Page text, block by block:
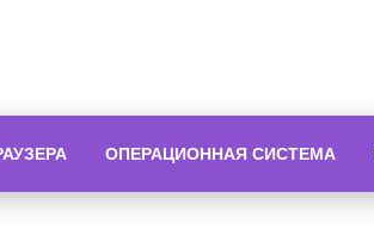
ОПЕРАЦИОННАЯ СИСТЕМА